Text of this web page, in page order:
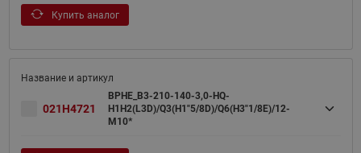
Купить аналог
021H4721
BPHE_B3-210-140-3,0-HQ-
H1H2(L3D)/Q3(H1"5/8D)/Q6(H3"1/8E)/12-
M10*